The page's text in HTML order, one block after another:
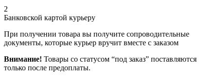
2
Банковской картой курьеру
При получении товара вы получите сопроводительные
документы, которые курьер вручит вместе с заказом
Внимание! Товары со статусом “под заказ” поставляются
только после предоплаты.